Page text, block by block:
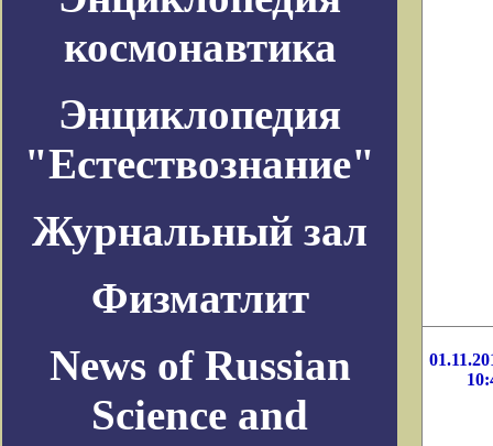
космонавтика
Энциклопедия
"Естествознание"
Журнальный зал
Физматлит
News of Russian
Science and